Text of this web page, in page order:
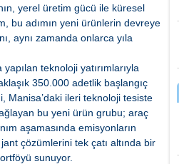
yerel üretim gücü ile küresel
bu adımın yeni ürünlerin devreye
aynı zamanda onlarca yıla
teknoloji yatırımlarıyla
350.000 adetlik başlangıç
Manisa’daki ileri teknoloji tesiste
bu yeni ürün grubu; araç
aşamasında emisyonların
çözümlerini tek çatı altında bir
sunuyor.